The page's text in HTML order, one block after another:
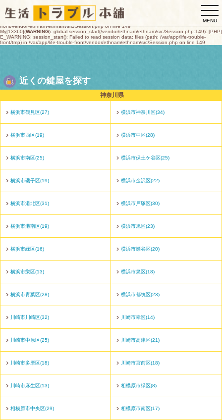
E_WARNING: session_start(): open(/var/app/life-trouble-
front/tmp/sess_d648c4e8b7c190cbdac1a7f21d9d42eea87ba37f05983904e2110d8ee4393d22,
O_RDWR) failed: デバイスに空き領域がありません (28) in /var/app/life-trouble-
front/vendor/ethnam/ethnam/src/Session.php on line 149
My[13360](WARNING): global.session_start(/vendor/ethnam/ethnam/src/Session.php:149): [PHP]
E_WARNING: session_start(): Failed to read session data: files (path: /var/app/life-trouble-
front/tmp) in /var/app/life-trouble-front/vendor/ethnam/ethnam/src/Session.php on line 149
MENU
近くの鍵屋を探す
神奈川県
横浜市鶴見区(27) 横浜市神奈川区(34)
横浜市西区(19) 横浜市中区(28)
横浜市南区(25) 横浜市保土ケ谷区(25)
横浜市磯子区(19) 横浜市金沢区(22)
横浜市港北区(31) 横浜市戸塚区(30)
横浜市港南区(19) 横浜市旭区(23)
横浜市緑区(16) 横浜市瀬谷区(20)
横浜市栄区(13) 横浜市泉区(18)
横浜市青葉区(28) 横浜市都筑区(23)
川崎市川崎区(32) 川崎市幸区(14)
川崎市中原区(25) 川崎市高津区(21)
川崎市多摩区(18) 川崎市宮前区(18)
川崎市麻生区(13) 相模原市緑区(8)
相模原市中央区(29) 相模原市南区(17)